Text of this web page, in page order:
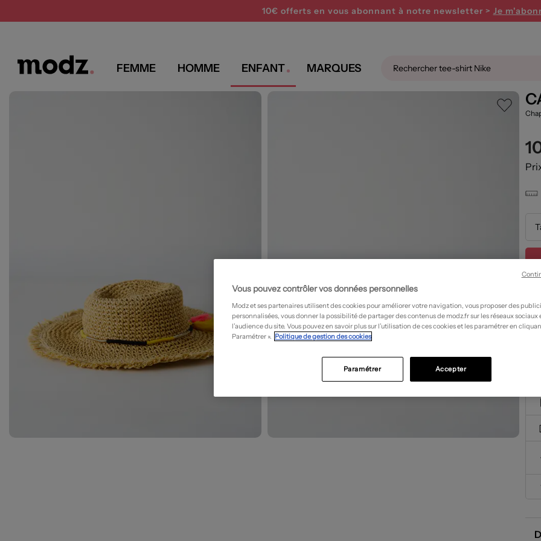
SUMMER PARTY ! Profitez de 15€ offerts dès 120€ avec le code
FEMME HOMME ENFANT MARQUES
Vous pouvez contrôler vos données personnelles
Modz et ses partenaires utilisent des cookies pour améliorer votre navigation, vous proposer des
personnalisées, vous donner la possibilité de partager des contenus de modz.fr sur les réseaux sociaux
l’audience du site. Vous pouvez en savoir plus sur l’utilisation de ces cookies et les paramétrer en
Paramétrer ». Politique de gestion des cookies
Accepter
Paramétrer